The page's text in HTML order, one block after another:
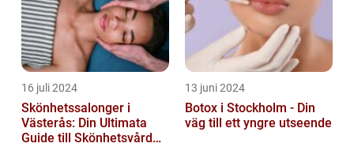
16 juli 2024
Skönhetssalonger i
Västerås: Din Ultimata
Guide till Skönhetsvård
13 juni 2024
Botox i Stockholm - Din
väg till ett yngre utseende